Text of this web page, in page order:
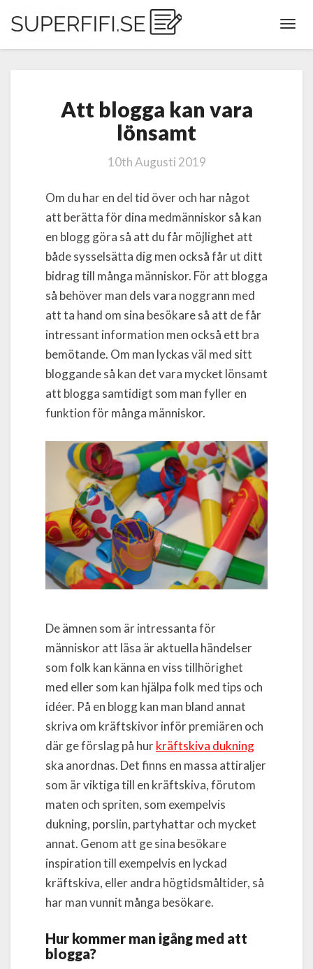
blogga
kan
vara
Att blogga kan vara
lönsamt
10th Augusti 2019
Om du har en del tid över och har något
att berätta för dina medmänniskor så kan
en blogg göra så att du får möjlighet att
både sysselsätta dig men också får ut ditt
bidrag till många människor. För att blogga
så behöver man dels vara noggrann med
att ta hand om sina besökare så att de får
intressant information men också ett bra
bemötande. Om man lyckas väl med sitt
bloggande så kan det vara mycket lönsamt
att blogga samtidigt som man fyller en
funktion för många människor.
De ämnen som är intressanta för
människor att läsa är aktuella händelser
som folk kan känna en viss tillhörighet
med eller som kan hjälpa folk med tips och
idéer. På en blogg kan man bland annat
skriva om kräftskivor inför premiären och
där ge förslag på hurkräftskiva dukning
ska anordnas. Det finns en massa attiraljer
som är viktiga till en kräftskiva, förutom
maten och spriten, som exempelvis
dukning, porslin, partyhattar och mycket
annat. Genom att ge sina besökare
inspiration till exempelvis en lyckad
kräftskiva, eller andra högtidsmåltider, så
har man vunnit många besökare.
Hur kommer man igång med att
blogga?